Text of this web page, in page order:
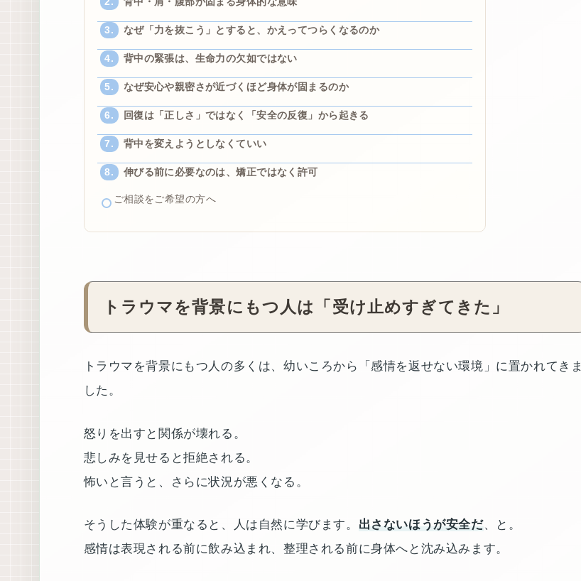
なぜ「力を抜こう」とすると、かえってつらくなるのか
背中の緊張は、生命力の欠如ではない
なぜ安心や親密さが近づくほど身体が固まるのか
回復は「正しさ」ではなく「安全の反復」から起きる
背中を変えようとしなくていい
伸びる前に必要なのは、矯正ではなく許可
ご相談をご希望の方へ
トラウマを背景にもつ人は「受け止めすぎてきた」
トラウマを背景にもつ人の多くは、幼いころから「感情を返せない環境」に置かれてきま
した。
怒りを出すと関係が壊れる。
悲しみを見せると拒絶される。
怖いと言うと、さらに状況が悪くなる。
そうした体験が重なると、人は自然に学びます。 出さないほうが安全だ、と。
感情は表現される前に飲み込まれ、整理される前に身体へと沈み込みます。